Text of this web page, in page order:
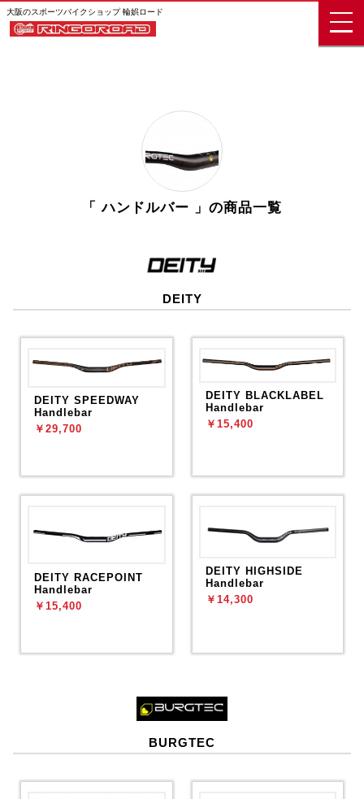
大阪のスポーツバイクショップ 輪娯ロード
「 ハンドルバー 」の商品一覧
DEITY
DEITY SPEEDWAY
Handlebar
￥29,700
DEITY BLACKLABEL
Handlebar
￥15,400
DEITY RACEPOINT
Handlebar
￥15,400
DEITY HIGHSIDE
Handlebar
￥14,300
BURGTEC